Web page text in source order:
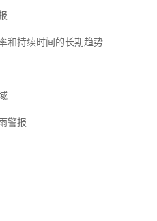
和持续时间的长期趋势
警报